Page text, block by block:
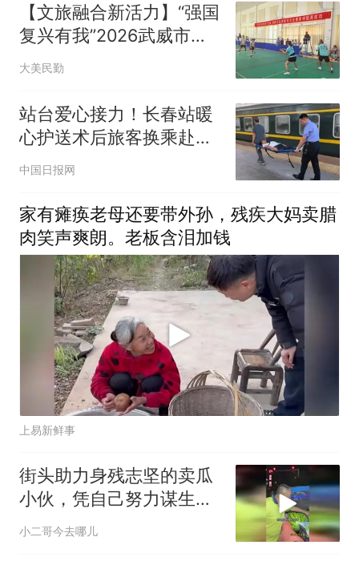
【文旅融合新活力】“强国
复兴有我”2026武威市全
民健身运动会羽毛球比赛
身日”主题健身活动启幕
大美民勤
站台爱心接力！长春站暖
心护送术后旅客换乘赴长
白山
中国日报网
家有瘫痪老母还要带外孙，残疾大妈卖腊
肉笑声爽朗。老板含泪加钱
上易新鲜事
街头助力身残志坚的卖瓜
小伙，凭自己努力谋生，
尽微薄之力，为努力生活
小二哥今去哪儿